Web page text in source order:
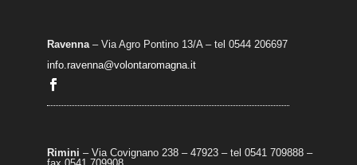
Ravenna– Via Agro Pontino 13/A– tel 0544 206697
info.ravenna@volontaromagna.it
Rimini – Via Covignano 238 – 47923 – tel 0541 709888 –
fax 0541 709908